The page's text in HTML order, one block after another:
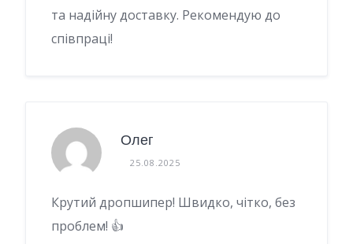
та надійну доставку. Рекомендую до
співпраці!
Олег
25.08.2025
Крутий дропшипер! Швидко, чітко, без
проблем! 👍